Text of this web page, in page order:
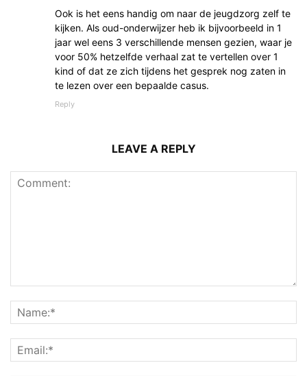
Ook is het eens handig om naar de jeugdzorg zelf te
kijken. Als oud-onderwijzer heb ik bijvoorbeeld in 1
jaar wel eens 3 verschillende mensen gezien, waar je
voor 50% hetzelfde verhaal zat te vertellen over 1
kind of dat ze zich tijdens het gesprek nog zaten in
te lezen over een bepaalde casus.
Reply
LEAVE A REPLY